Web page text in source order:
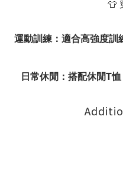
👕
運動訓練：適合高強度訓
日常休閒 ：搭配休閒T